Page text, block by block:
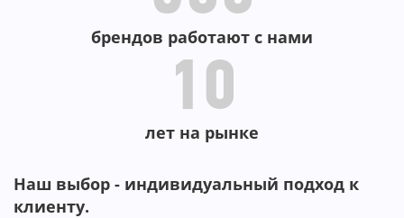
брендов работают с нами
10
лет на рынке
Наш выбор - индивидуальный подход к
клиенту.